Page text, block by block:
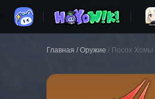
Главная / Оружие / Посох Хомы